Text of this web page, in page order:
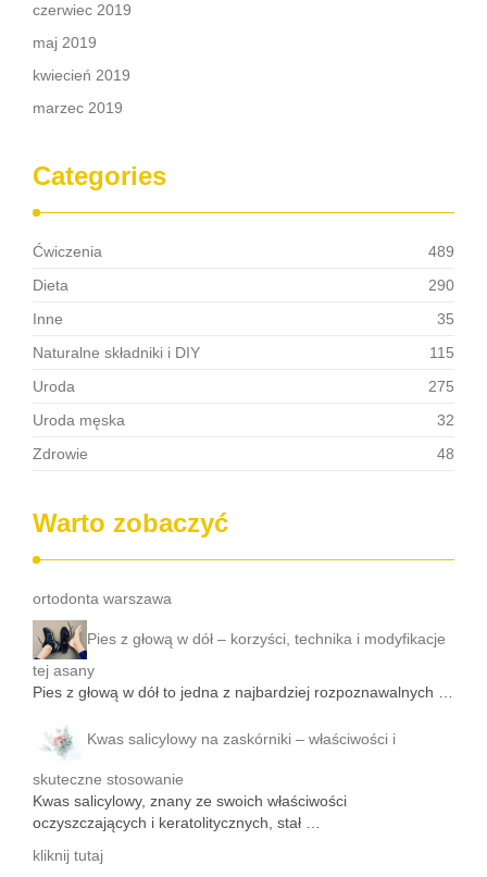
czerwiec 2019
maj 2019
kwiecień 2019
marzec 2019
Categories
Ćwiczenia
489
Dieta
290
Inne
35
Naturalne składniki i DIY
115
Uroda
275
Uroda męska
32
Zdrowie
48
Warto zobaczyć
ortodonta warszawa
Pies z głową w dół – korzyści, technika i modyfikacje
tej asany
Pies z głową w dół to jedna z najbardziej rozpoznawalnych …
Kwas salicylowy na zaskórniki – właściwości i
skuteczne stosowanie
Kwas salicylowy, znany ze swoich właściwości
oczyszczających i keratolitycznych, stał …
kliknij tutaj